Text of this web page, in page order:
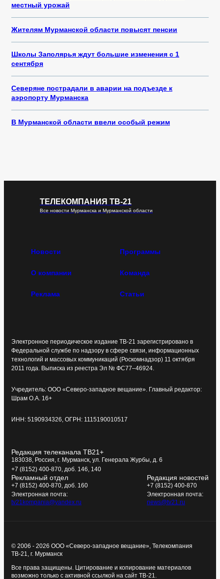
местный урожай
Жителям Мурманской области повысят пенсии
Школы Заполярья ждут большие изменения с 1
сентября
Северяне пострадали в аварии на подъезде к
аэропорту Мурманска
В Мурманской области ввели особый режим
ТЕЛЕКОМПАНИЯ ТВ-21
Все новости Мурманска и Мурманской области
Новости Программы
О компании Команда
Реклама Статьи
Электронное периодическое издание ТВ-21 зарегистрировано в
Федеральной службе по надзору в сфере связи, информационных
технологий и массовых коммуникаций (Роскомнадзор) 11 октября
2011 года. Выписка из реестра Эл № ФС77–46924.
Учредитель: ООО «Северо-западное вещание». Главный редактор:
Шрам О.А. 16+
ИНН: 5190934326, ОГРН: 1115190010517
Редакция телеканала ТВ21+
183038, Россия, г. Мурманск, ул. Генерала Журбы, д. 6
+7 (8152) 400-870, доб. 146, 140
Рекламный отдел
+7 (8152) 400-870, доб. 160
Электронная почта:
tv21kompania@yandex.ru
Редакция новостей
+7 (8152) 400-870
Электронная почта:
news@tv21.ru
© 2006 - 2026 ООО «Северо-западное вещание», Телекомпания
ТВ-21, г. Мурманск
Все права защищены. Цитирование и копирование материалов
возможно только с активной ссылкой на сайт ТВ-21.